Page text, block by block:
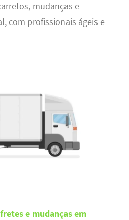
mudanças e
com profissionais ágeis e
fretes e mudanças em